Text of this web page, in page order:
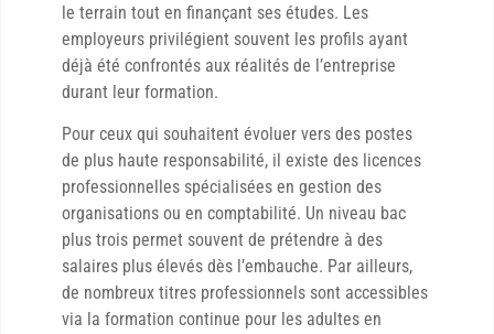
le terrain tout en finançant ses études. Les
employeurs privilégient souvent les profils ayant
déjà été confrontés aux réalités de l’entreprise
durant leur formation.
Pour ceux qui souhaitent évoluer vers des postes
de plus haute responsabilité, il existe des licences
professionnelles spécialisées en gestion des
organisations ou en comptabilité. Un niveau bac
plus trois permet souvent de prétendre à des
salaires plus élevés dès l’embauche. Par ailleurs,
de nombreux titres professionnels sont accessibles
via la formation continue pour les adultes en